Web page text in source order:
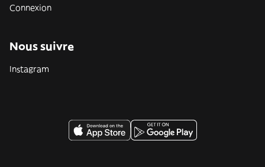
Connexion
Nous suivre
Instagram